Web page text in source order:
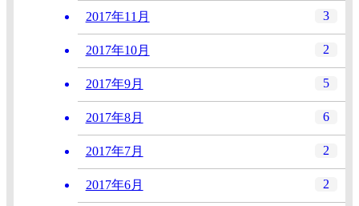
2017年11月 3
2017年10月 2
2017年9月 5
2017年8月 6
2017年7月 2
2017年6月 2